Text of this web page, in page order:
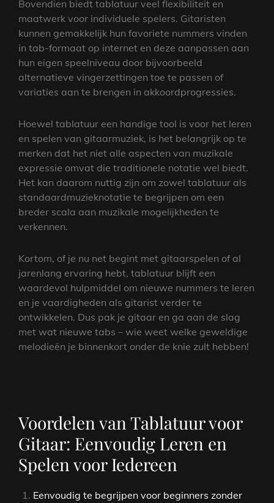
Bovendien biedt tablatuur veel flexibiliteit en
maatwerk voor individuele spelers. Gitaristen
kunnen gemakkelijk hun favoriete nummers vinden
in tab-formaat op internet en deze aanpassen aan
hun eigen speelniveau door bijvoorbeeld
alternatieve vingerzettingen toe te passen of
variaties aan te brengen in akkoordprogressies.
Hoewel tablatuur een handige tool is voor het leren
en spelen van gitaarmuziek, is het belangrijk op te
merken dat het niet alle aspecten van muzikale
expressie omvat die traditionele notatie wel biedt.
Het kan daarom nuttig zijn om zowel tablatuur als
standaardmuzieknotatie te begrijpen om een
breder scala aan muzikale mogelijkheden te
verkennen.
Kortom, of je nu net begint met gitaarspelen of al
jarenlang ervaring hebt, tablatuur blijft een
waardevol hulpmiddel om nieuwe nummers te leren
en je vaardigheden als gitarist verder te
ontwikkelen. Dus pak je gitaar en ga aan de slag
met wat nieuwe tabs – wie weet welke geweldige
melodieën je binnenkort onder de knie zult hebben!
Voordelen van Tablatuur voor
Gitaar: Eenvoudig Leren en
Spelen voor Iedereen
Eenvoudig te begrijpen voor beginners zonder